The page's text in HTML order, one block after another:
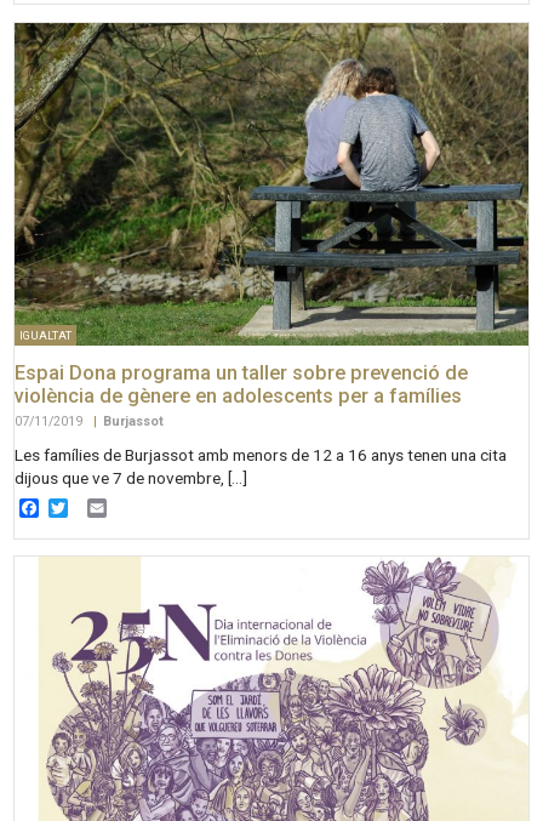
IGUALTAT
Espai Dona programa un taller sobre prevenció de
violència de gènere en adolescents per a famílies
07/11/2019 | Burjassot
Les famílies de Burjassot amb menors de 12 a 16 anys tenen una cita
dijous que ve 7 de novembre, […]
Facebook
Twitter